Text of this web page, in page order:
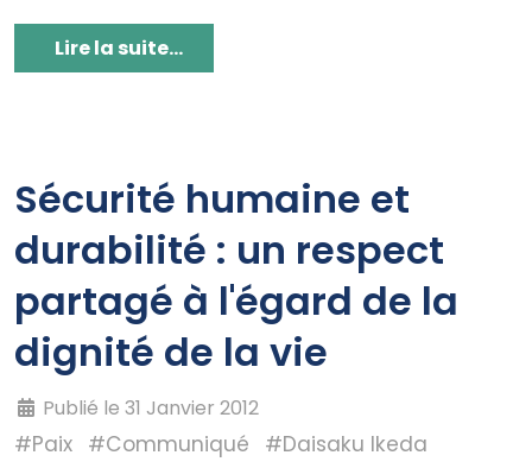
Lire la suite...
Sécurité humaine et
durabilité : un respect
partagé à l'égard de la
dignité de la vie
Publié le 31 Janvier 2012
#Paix #Communiqué #Daisaku Ikeda